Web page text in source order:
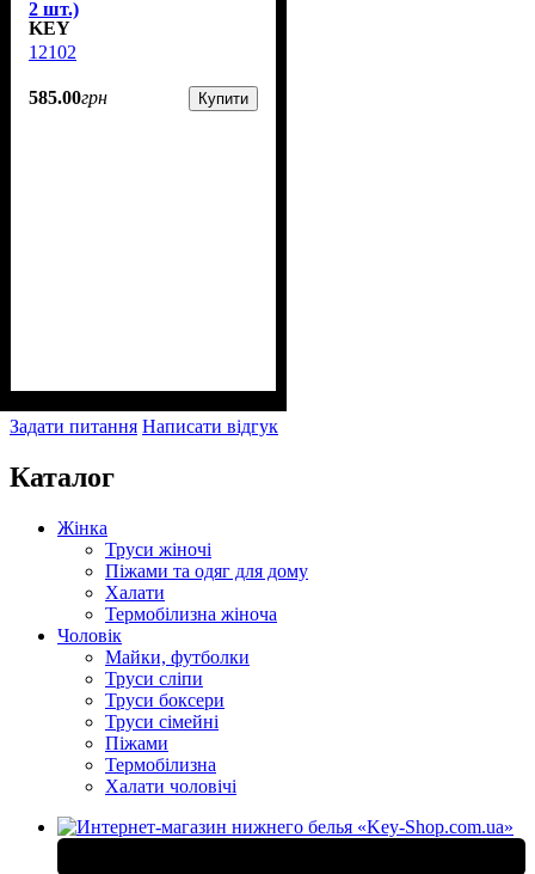
2 шт.)
KEY
12102
585.00грн Купити
Задати питання Написати відгук
Каталог
Жінка
Труси жіночі
Піжами та одяг для дому
Халати
Термобілизна жіноча
Чоловік
Майки, футболки
Труси сліпи
Труси боксери
Труси сімейні
Піжами
Термобілизна
Халати чоловічі